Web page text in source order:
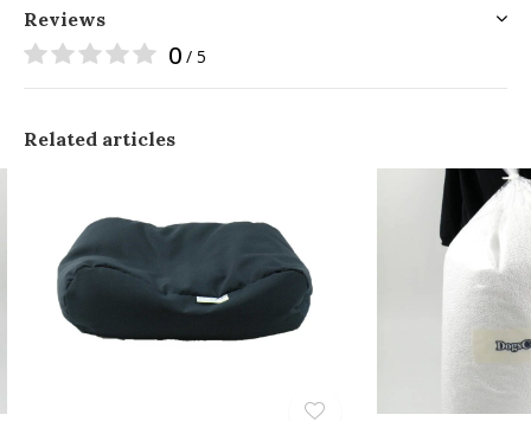
Reviews
0 / 5
Related articles